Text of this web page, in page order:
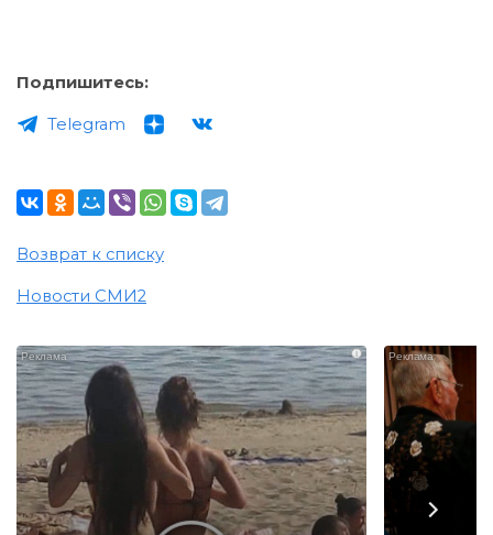
Подпишитесь:
Telegram
Возврат к списку
Новости СМИ2
i